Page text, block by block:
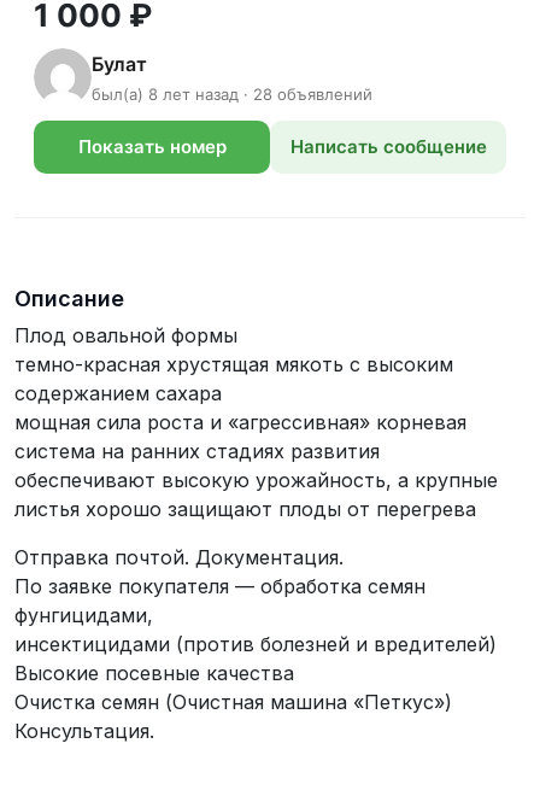
1 000 ₽
Булат
был(а) 8 лет назад · 28 объявлений
Показать номер Написать сообщение
Описание
Плод овальной формы
темно-красная хрустящая мякоть с высоким
содержанием сахара
мощная сила роста и «агрессивная» корневая
система на ранних стадиях развития
обеспечивают высокую урожайность, а крупные
листья хорошо защищают плоды от перегрева
Отправка почтой. Документация.
По заявке покупателя — обработка семян
фунгицидами,
инсектицидами (против болезней и вредителей)
Высокие посевные качества
Очистка семян (Очистная машина «Петкус»)
Консультация.